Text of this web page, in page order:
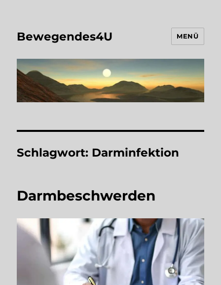
Bewegendes4U MENÜ
Schlagwort: Darminfektion
Darmbeschwerden